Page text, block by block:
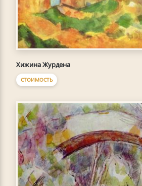
Хижина Журдена
СТОИМОСТЬ